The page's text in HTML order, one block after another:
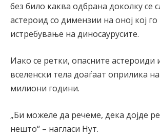
без било каква одбрана доколку се
астероид со димензии на оној кој
истребување на диносаурусите.
Иако се ретки, опасните астероиди
вселенски тела доаѓаат оприлика
милиони години.
„Би можеле да речеме, дека дојде
нешто“ – нагласи Нут.